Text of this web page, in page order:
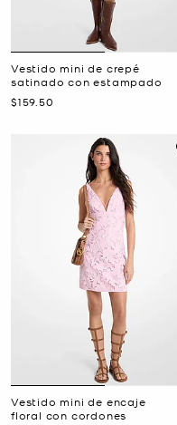
Vestido mini de crepé
satinado con estampado
Ahora
$159.50
Vestido mini de encaje
floral con cordones